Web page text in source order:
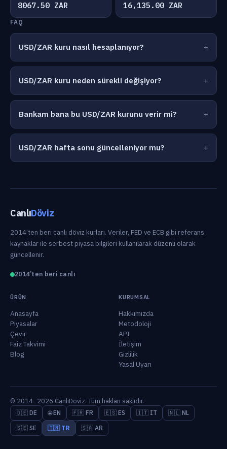
8067.50 ZAR 16,135.00 ZAR
FAQ
USD/ZAR kuru nasıl hesaplanıyor?
USD/ZAR kuru neden sürekli değişiyor?
Bankam bana bu USD/ZAR kurunu verir mi?
USD/ZAR hafta sonu güncelleniyor mu?
CanlıDöviz
2014’ten beri canlı döviz kurları. Veriler, FED ve ECB gibi referans
kaynaklar ile serbest piyasa bilgileri kullanılarak düzenli olarak
güncellenir.
2014’ten beri canlı
ÜRÜN
Anasayfa
Piyasalar
Çevir
Faiz Takvimi
Blog
KURUMSAL
Hakkımızda
Metodoloji
API
İletişim
Gizlilik
Yasal Uyarı
© 2014–2026 CanlıDöviz. Tüm hakları saklıdır.
🇩🇪 DE 🌐 EN 🇫🇷 FR 🇪🇸 ES 🇮🇹 IT
🇳🇱 NL
🇸🇪 SE
🇹🇷 TR 🇸🇦 AR